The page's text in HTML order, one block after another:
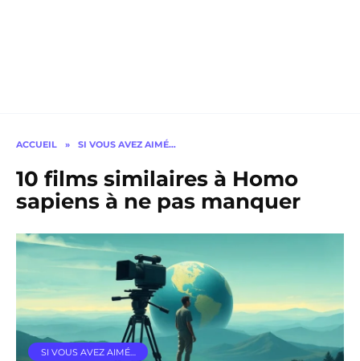
ACCUEIL » SI VOUS AVEZ AIMÉ…
10 films similaires à Homo
sapiens à ne pas manquer
SI VOUS AVEZ AIMÉ…